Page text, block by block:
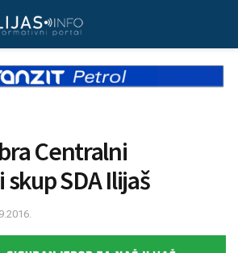
Centralni
SDA Ilijaš